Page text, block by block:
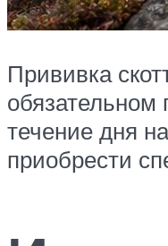
Прививка
обязательном
течение дня
приобрести